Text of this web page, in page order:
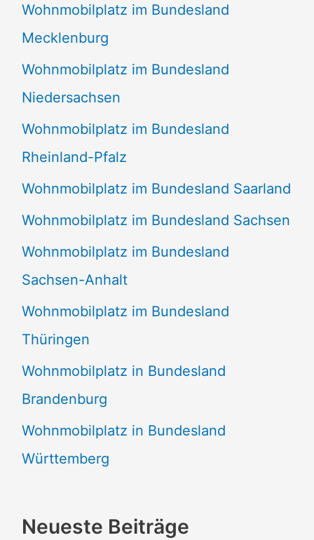
Wohnmobilplatz im Bundesland
Mecklenburg
Wohnmobilplatz im Bundesland
Niedersachsen
Wohnmobilplatz im Bundesland
Rheinland-Pfalz
Wohnmobilplatz im Bundesland Saarland
Wohnmobilplatz im Bundesland Sachsen
Wohnmobilplatz im Bundesland
Sachsen-Anhalt
Wohnmobilplatz im Bundesland
Thüringen
Wohnmobilplatz in Bundesland
Brandenburg
Wohnmobilplatz in Bundesland
Württemberg
Neueste Beiträge